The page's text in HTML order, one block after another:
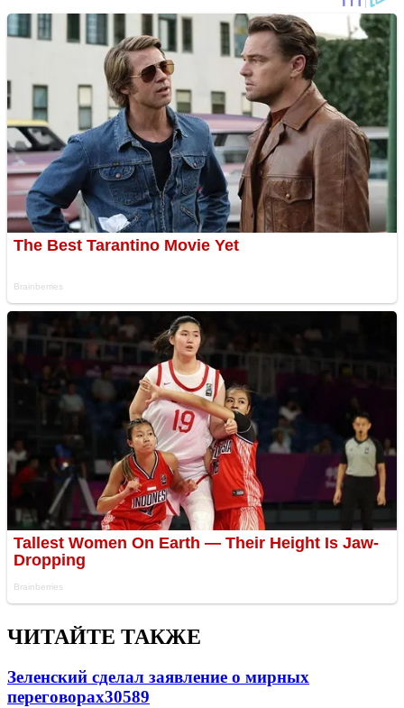
ЧИТАЙТЕ ТАКЖЕ
Зеленский сделал заявление о мирных
переговорах30589